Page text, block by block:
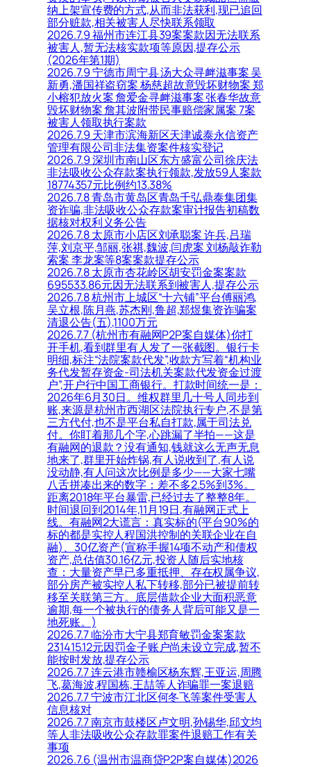
纳上架宣传费的方式,从而非法获利,现已追回
部分赃款,相关被害人尽快联系领取
2026.7.9 福州市连江县39案案款因无法联系
被害人,暂无法核实款项等原因,提存公示
(2026年第1期)
2026.7.9 宁德市周宁县 汤大众寻衅滋事案 吴
新勇,潘国祥盗窃案 杨慈超故意毁坏财物案 郑
小榕犯放火案 詹爱金寻衅滋事案 张春华故意
毁坏财物案 詹其波附带民事赔偿家属案 7案
被害人领取执行案款
2026.7.9 天津市滨海新区天津诚泰永信资产
管理有限公司非法集资案件核实登记
2026.7.9 深圳市南山区东方盛富公司徐庆法
非法吸收公众存款案执行领款,发放59人案款
18774357元比例约13.38%
2026.7.8 青岛市黄岛区青岛千弘鼎泰集团集
资诈骗,非法吸收公众存款案审计报告初稿数
据核对权利义务公告
2026.7.8 太原市小店区刘承聪案 许兵,吕瑞
萍,刘京平,邹丽,张祺,魏波,闫虎案 刘杨敲诈勒
索案 李龙案等8案案款提存公示
2026.7.8 太原市杏花岭区胡安罚金案案款
695533.86元因无法联系到被害人,提存公示
2026.7.8 杭州市上城区“十六铺”平台傅丽鸿,
吴立根,陈月燕,苏杰刚,鲁超,郑煜集资诈骗案
清退公告(五),1100万元
2026.7.7 (杭州市有融网P2P案自媒体)你打
开手机,看到群里有人发了一张截图。银行卡
明细,标注“法院案款代发”,收款方写着“机构业
务代发暂存资金-司法机关案款代发资金过渡
户”,开户行中国工商银行。打款时间统一是：
2026年6月30日。维权群里几十号人同步到
账,来源是杭州市西湖区法院执行专户,不是第
三方代付,也不是平台私自打款,属于司法兑
付。你盯着那几个字,心跳漏了半拍——这是
有融网的退款？没有通知,钱就这么无声无息
地来了,群里开始炸锅,有人说收到了,有人说
没动静,有人问这次比例是多少——大家七嘴
八舌拼凑出来的数字：差不多2.5%到3%。
距离2018年平台暴雷,已经过去了整整8年。
时间退回到2014年,11月19日,有融网正式上
线。有融网2大谎言：真实标的(平台90%的
标的都是实控人程国洪控制的关联企业在自
融)、30亿资产(宣称手握14项不动产和债权
资产,总估值30.16亿元,投资人随后实地核
查：大量资产早已多重抵押、存在权属争议,
部分房产被实控人私下转移,部分已被提前转
移至关联第三方。底层借款企业大面积恶意
逾期,每一个被执行的债务人背后可能又是一
地死账。)
2026.7.7 临汾市大宁县郑育敏罚金案案款
231415.12元因罚金子账户尚未设立完成,暂不
能按时发放,提存公示
2026.7.7 连云港市赣榆区杨东辉,王亚运,周腾
飞,葛海波,程国栋,王喆等人诈骗罪一案退赔
2026.7.7 宁波市江北区何冬飞等案件受害人
信息核对
2026.7.7 南京市鼓楼区卢文明,孙锡华,邱文均
等人非法吸收公众存款罪案件退赔工作有关
事项
2026.7.6 (温州市温商贷P2P案自媒体)2026